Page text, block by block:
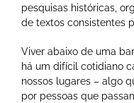
pesquisas históricas,
de textos consistentes
Viver abaixo de uma
há um difícil cotidiano
nossos lugares – algo
por pessoas que